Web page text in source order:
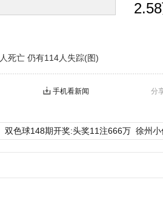
死亡 仍有114人失踪(图)
分
手机看新闻
双色球148期开奖:头奖11注666万 徐州